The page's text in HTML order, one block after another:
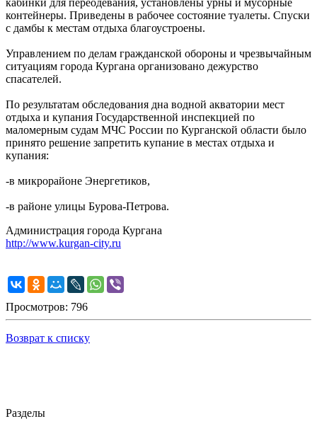
кабинки для переодевания, установлены урны и мусорные
контейнеры. Приведены в рабочее состояние туалеты. Спуски
с дамбы к местам отдыха благоустроены.
Управлением по делам гражданской обороны и чрезвычайным
ситуациям города Кургана организовано дежурство
спасателей.
По результатам обследования дна водной акватории мест
отдыха и купания Государственной инспекцией по
маломерным судам МЧС России по Курганской области было
принято решение запретить купание в местах отдыха и
купания:
-в микрорайоне Энергетиков,
-в районе улицы Бурова-Петрова.
Администрация города Кургана
http://www.kurgan-city.ru
Просмотров: 796
Возврат к списку
Разделы